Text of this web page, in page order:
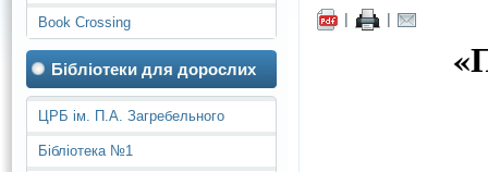
Book Crossing
Бібліотеки для дорослих
ЦРБ ім. П.А. Загребельного
Бібліотека №1
| |